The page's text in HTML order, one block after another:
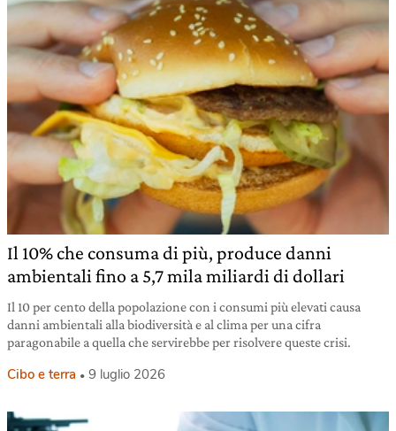
Il 10% che consuma di più, produce danni
ambientali fino a 5,7 mila miliardi di dollari
Il 10 per cento della popolazione con i consumi più elevati causa
danni ambientali alla biodiversità e al clima per una cifra
paragonabile a quella che servirebbe per risolvere queste crisi.
Cibo e terra 9 luglio 2026